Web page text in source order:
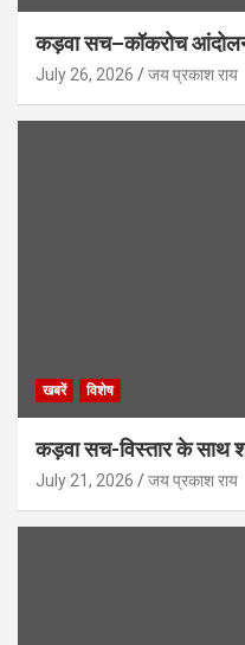
कड़वा सच–कॉकरोच
July 26, 2026 जय प्रकाश राय
खबरें विशेष
कड़वा सच-विस्तार के साथ
July 21, 2026 जय प्रकाश राय